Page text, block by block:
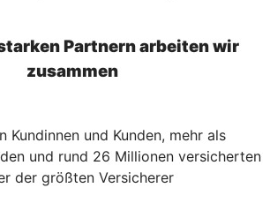
Partnern arbeiten wir
zusammen
Kundinnen und Kunden, mehr als
und rund 26 Millionen versicherten
der größten Versicherer